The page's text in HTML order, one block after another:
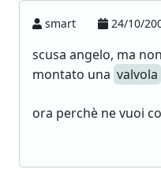
smart 24/10/
scusa angelo, ma
montato una valvola
ora perchè ne vuoi